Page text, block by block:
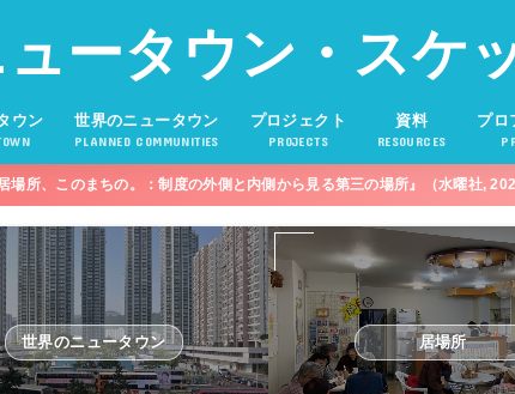
ータウン・スケ
ウン 世界のニュータウン
PLANNED COMMUNITIES
プロジェクト
PROJECTS
資料
RESOURCES
プロ
場所、このまちの。：制度の外側と内側から見る第三の場所』（水曜社,
世界のニュータウン 居場所